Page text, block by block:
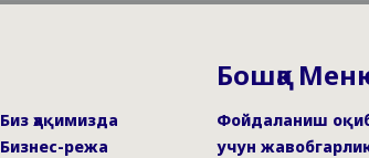
Биз ҳақимизда
Бизнес-режа
Бошқа
Фойдаланиш
учун